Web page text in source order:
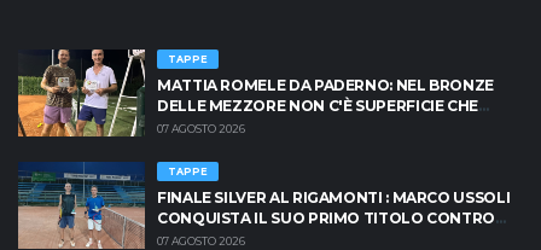
TAPPE
MATTIA ROMELE DA PADERNO: NEL BRONZE
DELLE MEZZORE NON C'È SUPERFICIE CHE
TENGA
07 AGOSTO 2026
TAPPE
FINALE SILVER AL RIGAMONTI : MARCO USSOLI
CONQUISTA IL SUO PRIMO TITOLO CONTRO
MASSIMO CRISCIONE
07 AGOSTO 2026